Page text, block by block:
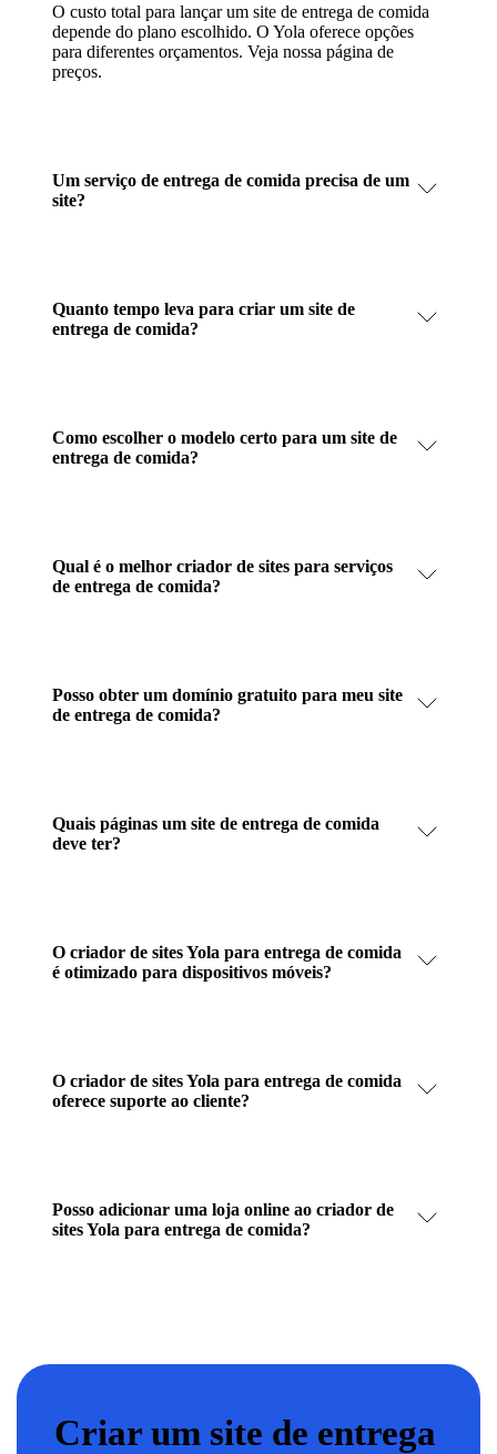
O custo total para lançar um site de entrega de comida
depende do plano escolhido. O Yola oferece opções
para diferentes orçamentos. Veja nossa página de
preços.
Um serviço de entrega de comida precisa de um
site?
Quanto tempo leva para criar um site de
entrega de comida?
Como escolher o modelo certo para um site de
entrega de comida?
Qual é o melhor criador de sites para serviços
de entrega de comida?
Posso obter um domínio gratuito para meu site
de entrega de comida?
Quais páginas um site de entrega de comida
deve ter?
O criador de sites Yola para entrega de comida
é otimizado para dispositivos móveis?
O criador de sites Yola para entrega de comida
oferece suporte ao cliente?
Posso adicionar uma loja online ao criador de
sites Yola para entrega de comida?
Criar um site de entrega